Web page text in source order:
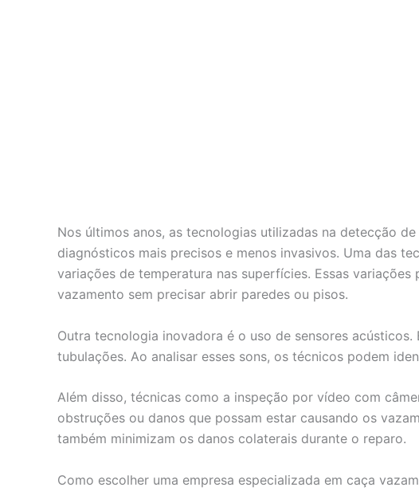
Nos últimos anos, as tecnologias utilizadas na detecção
diagnósticos mais precisos e menos invasivos. Uma das
variações de temperatura nas superfícies. Essas
vazamento sem precisar abrir paredes ou pisos.
Outra tecnologia inovadora é o uso de sensores
tubulações. Ao analisar esses sons, os técnicos podem
Além disso, técnicas como a inspeção por vídeo com
obstruções ou danos que possam estar causando os
também minimizam os danos colaterais durante o reparo.
Como escolher uma empresa especializada em caça